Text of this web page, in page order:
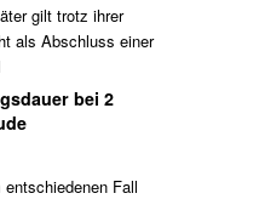
gilt trotz ihrer
als Abschluss einer
bei 2
Fall